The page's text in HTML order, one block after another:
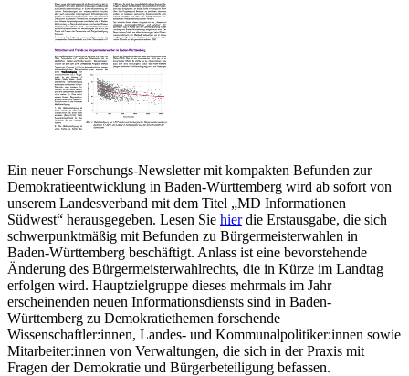
Ein neuer Forschungs-Newsletter mit kompakten Befunden zur
Demokratieentwicklung in Baden-Württemberg wird ab sofort von
unserem Landesverband mit dem Titel „MD Informationen
Südwest“ herausgegeben. Lesen Sie hierdie Erstausgabe, die sich
schwerpunktmäßig mit Befunden zu Bürgermeisterwahlen in
Baden-Württemberg beschäftigt. Anlass ist eine bevorstehende
Änderung des Bürgermeisterwahlrechts, die in Kürze im Landtag
erfolgen wird. Hauptzielgruppe dieses mehrmals im Jahr
erscheinenden neuen Informationsdiensts sind in Baden-
Württemberg zu Demokratiethemen forschende
Wissenschaftler:innen, Landes- und Kommunalpolitiker:innen sowie
Mitarbeiter:innen von Verwaltungen, die sich in der Praxis mit
Fragen der Demokratie und Bürgerbeteiligung befassen.